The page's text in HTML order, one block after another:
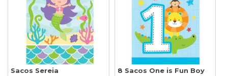
Sacos Sereia 8 Sacos One is Fun Boy